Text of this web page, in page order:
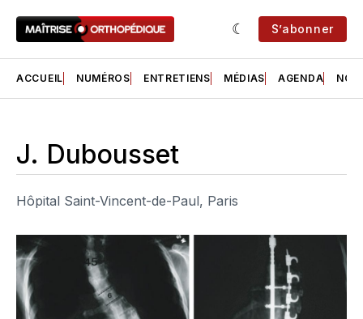
S’abonner
ACCUEIL NUMÉROS ENTRETIENS MÉDIAS AGENDA NOS
J. Dubousset
Hôpital Saint-Vincent-de-Paul, Paris